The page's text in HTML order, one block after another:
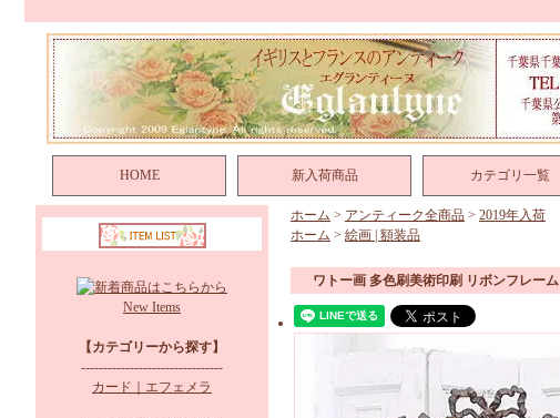
HOME 新入荷商品 カテゴリ一覧
New Items
【カテゴリーから探す】
--------------------------------
カード｜エフェメラ
ホーム > アンティーク全商品 > 2019年入荷
ホーム > 絵画 | 額装品
ワトー画 多色刷美術印刷 リボンフレーム